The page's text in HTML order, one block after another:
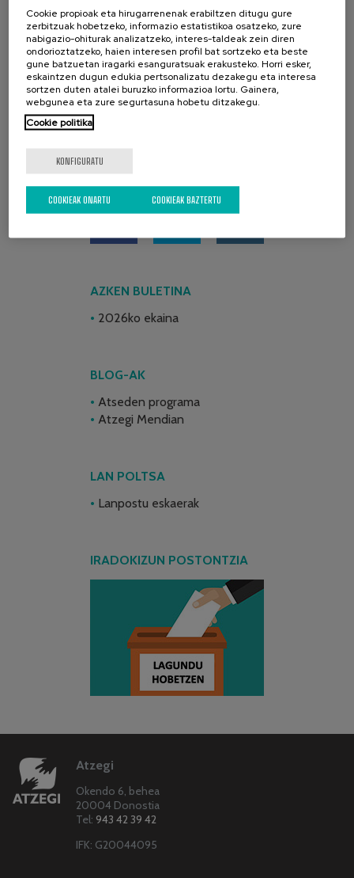
SARE SOZIALAK
AZKEN BULETINA
2026ko ekaina
BLOG-AK
Atseden programa
Atzegi Mendian
LAN POLTSA
Lanpostu eskaerak
IRADOKIZUN POSTONTZIA
Atzegi
Okendo 6, behea
20004 Donostia
Tel: 943 42 39 42
IFK: G20044095
Cookie propioak eta hirugarrenenak erabiltzen ditugu gure
zerbitzuak hobetzeko, informazio estatistikoa osatzeko, zure
nabigazio-ohiturak analizatzeko, interes-taldeak zein diren
ondorioztatzeko, haien interesen profil bat sortzeko eta beste
gune batzuetan iragarki esanguratsuak erakusteko. Horri esker,
eskaintzen dugun edukia pertsonalizatu dezakegu eta interesa
sortzen duten atalei buruzko informazioa lortu. Gainera,
webgunea eta zure segurtasuna hobetu ditzakegu.
Cookie politika
KONFIGURATU
COOKIEAK BAZTERTU
COOKIEAK ONARTU